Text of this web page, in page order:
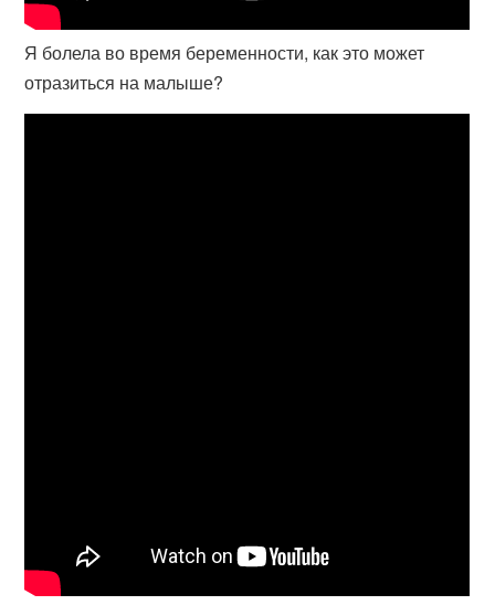
Я болела во время беременности, как это может
отразиться на малыше?